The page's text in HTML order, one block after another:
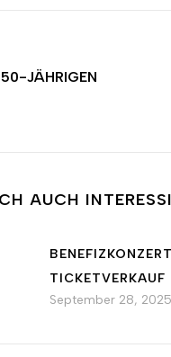
JÄHRIGEN
AUCH
BENEFIZKONZERT
TICKETVERKAUF
September 28, 2025